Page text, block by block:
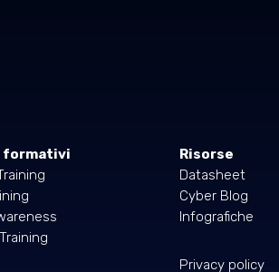
formativi
Risorse
Datasheet
Cyber Blog
Infografiche
Privacy policy